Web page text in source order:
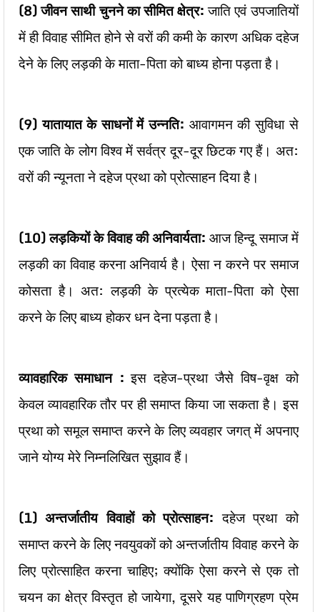
(8)जीवन साथी चुनने का सीमित क्षेत्र:जाति एवं उपजातियों
में ही विवाह सीमित होने से वरों की कमी के कारण अधिक दहेज
देने के लिए लड़की के माता-पिता को बाध्य होना पड़ता है।
(9)यातायात के साधनों में उन्नति: आवागमन की सुविधा से
एक जाति के लोग विश्व में सर्वत्र दूर-दूर छिटक गए हैं। अत:
वरों की न्यूनता ने दहेज प्रथा को प्रोत्साहन दिया है।
(10)लड़कियों के विवाह की अनिवार्यता: आज हिन्दू समाज में
लड़की का विवाह करना अनिवार्य है। ऐसा न करने पर समाज
कोसता है। अत: लड़की के प्रत्येक माता-पिता को ऐसा
करने के लिए बाध्य होकर धन देना पड़ता है।
व्यावहारिक समाधान : इस दहेज-प्रथा जैसे विष-वृक्ष को
केवल व्यावहारिक तौर पर ही समाप्त किया जा सकता है। इस
प्रथा को समूल समाप्त करने के लिए व्यवहार जगत् में अपनाए
जाने योग्य मेरे निम्नलिखित सुझाव हैं।
(1)अन्तर्जातीय विवाहों को प्रोत्साहन: दहेज प्रथा को
समाप्त करने के लिए नवयुवकों को अन्तर्जातीय विवाह करने के
लिए प्रोत्साहित करना चाहिए; क्योंकि ऐसा करने से एक तो
चयन का क्षेत्र विस्तृत हो जायेगा, दूसरे यह पाणिग्रहण प्रेम